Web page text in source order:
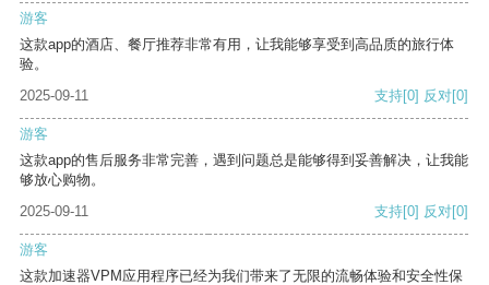
游客
这款app的酒店、餐厅推荐非常有用，让我能够享受到高品质的旅行体
验。
2025-09-11
支持[0] 反对[0]
游客
这款app的售后服务非常完善，遇到问题总是能够得到妥善解决，让我能
够放心购物。
2025-09-11
支持[0] 反对[0]
游客
这款加速器VPM应用程序已经为我们带来了无限的流畅体验和安全性保